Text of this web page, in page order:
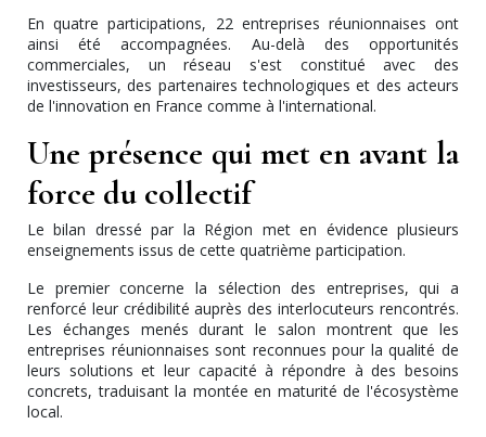
En quatre participations, 22 entreprises réunionnaises ont
ainsi été accompagnées. Au-delà des opportunités
commerciales, un réseau s'est constitué avec des
investisseurs, des partenaires technologiques et des acteurs
de l'innovation en France comme à l'international.
Une présence qui met en avant la
force du collectif
Le bilan dressé par la Région met en évidence plusieurs
enseignements issus de cette quatrième participation.
Le premier concerne la sélection des entreprises, qui a
renforcé leur crédibilité auprès des interlocuteurs rencontrés.
Les échanges menés durant le salon montrent que les
entreprises réunionnaises sont reconnues pour la qualité de
leurs solutions et leur capacité à répondre à des besoins
concrets, traduisant la montée en maturité de l'écosystème
local.